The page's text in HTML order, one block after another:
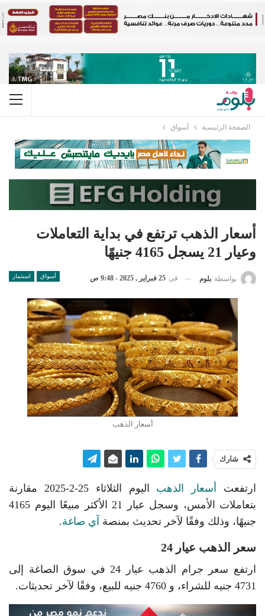
الصفحة الرئيسية أسواق
أسعار الذهب ترتفع في بداية التعاملات
وعيار 21 يسجل 4165 جنيهًا
أسواق استثمار بواسطة بلوم في 25 فبراير , 2025 - 9:48 ص
أسعار الذهب
شارك
ارتفعت أسعار الذهب
اليوم الثلاثاء 25-2-2025 مقارنة
بتعاملات الأمس، وسجل عيار 21 الأكثر مبيعًا اليوم 4165
جنيهًا، وذلك وفقًا لآخر تحديث بمنصة آي صاغة.
سعر الذهب عيار 24
ارتفع سعر جرام الذهب عيار 24 في سوق الصاغة إلى
4731 جنيه للشراء، و 4760 جنيه للبيع، وفقًا لآخر تحديثات.